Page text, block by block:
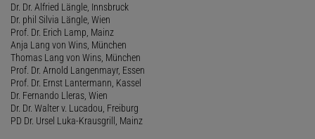
Dr. Dr. Alfried Längle, Innsbruck
Dr. phil Silvia Längle, Wien
Prof. Dr. Erich Lamp, Mainz
Anja Lang von Wins, München
Thomas Lang von Wins, München
Prof. Dr. Arnold Langenmayr, Essen
Prof. Dr. Ernst Lantermann, Kassel
Dr. Fernando Lleras, Wien
Dr. Dr. Walter v. Lucadou, Freiburg
PD Dr. Ursel Luka-Krausgrill, Mainz